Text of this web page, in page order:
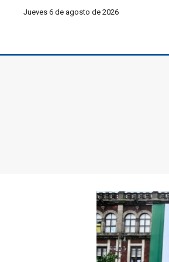
Jueves 6 de agosto de 2026